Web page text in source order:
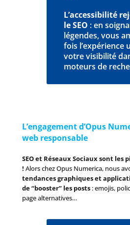
L’accessibilité
le SEO : en
légendes, vous
fois l’expérience
votre visibilité
moteurs de
L’engagement d’Opus
web responsable
SEO et Réseaux Sociaux sont
! Alors chez Opus Numerica, nous
tendances graphiques et
de “booster” les posts: emojis,
page alternatives…